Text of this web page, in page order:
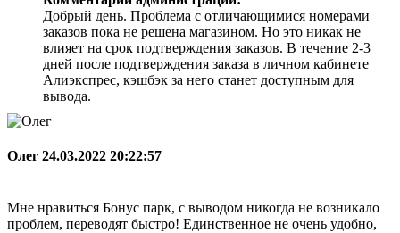
Добрый день. Проблема с отличающимися номерами
заказов пока не решена магазином. Но это никак не
влияет на срок подтверждения заказов. В течение 2-3
дней после подтверждения заказа в личном кабинете
Алиэкспрес, кэшбэк за него станет доступным для
вывода.
Олег 24.03.2022 20:22:57
Мне нравиться Бонус парк, с выводом никогда не возникало
проблем, переводят быстро! Единственное не очень удобно,